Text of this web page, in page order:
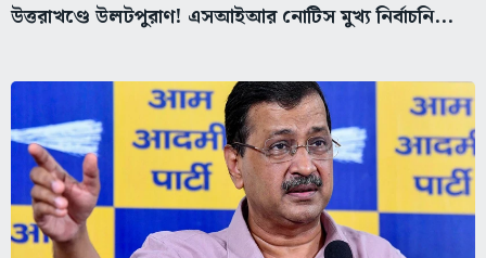
উত্তরাখণ্ডে উলটপুরাণ! এসআইআর নোটিস মুখ্য নির্বাচনি...